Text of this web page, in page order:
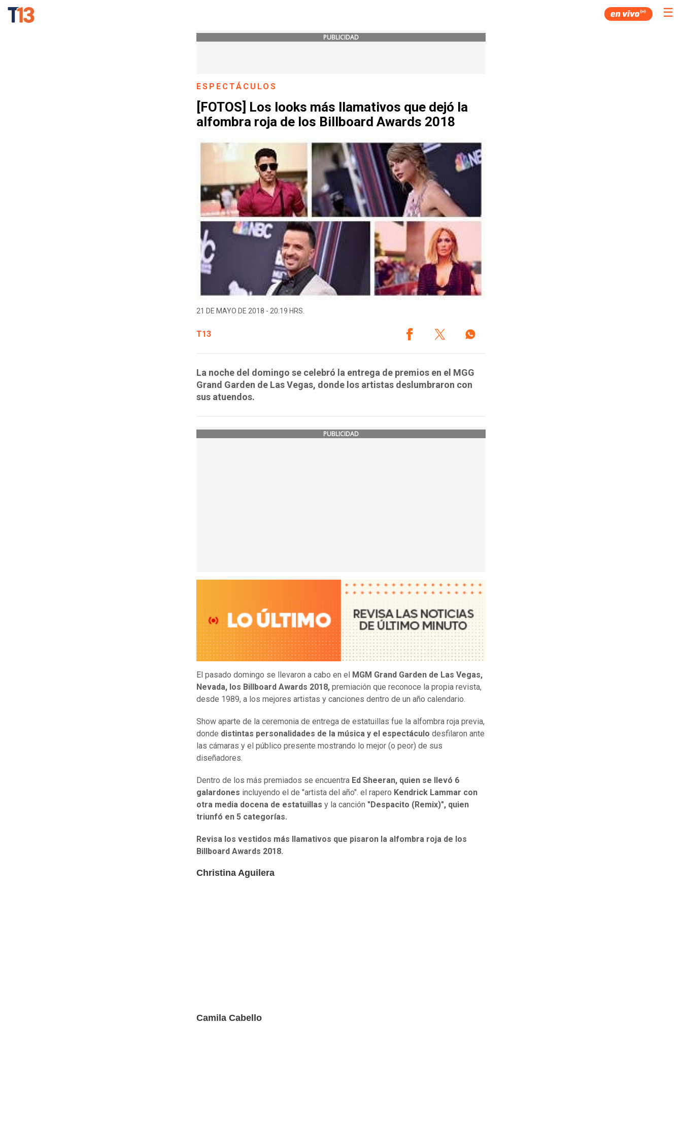
☰
PUBLICIDAD
ESPECTÁCULOS
[FOTOS] Los looks más llamativos que dejó la
alfombra roja de los Billboard Awards 2018
21 DE MAYO DE 2018 - 20:19 HRS.
T13
La noche del domingo se celebró la entrega de premios en el MGG
Grand Garden de Las Vegas, donde los artistas deslumbraron con
sus atuendos.
PUBLICIDAD
El pasado domingo se llevaron a cabo en el
MGM Grand Garden de Las Vegas,
Nevada, los Billboard Awards 2018, premiación que reconoce la propia revista,
desde 1989, a los mejores artistas y canciones dentro de un año calendario.
Show aparte de la ceremonia de entrega de estatuillas fue la alfombra roja previa,
donde distintas personalidades de la música y el espectáculo desfilaron ante
las cámaras y el público presente mostrando lo mejor (o peor) de sus
diseñadores.
Dentro de los más premiados se encuentra Ed Sheeran, quien se llevó 6
galardones incluyendo el de "artista del año". el rapero Kendrick Lammar con
otra media docena de estatuillas y la canción "Despacito (Remix)", quien
triunfó en 5 categorías.
Revisa los vestidos más llamativos que pisaron la alfombra roja de los
Billboard Awards 2018.
Christina Aguilera
Camila Cabello